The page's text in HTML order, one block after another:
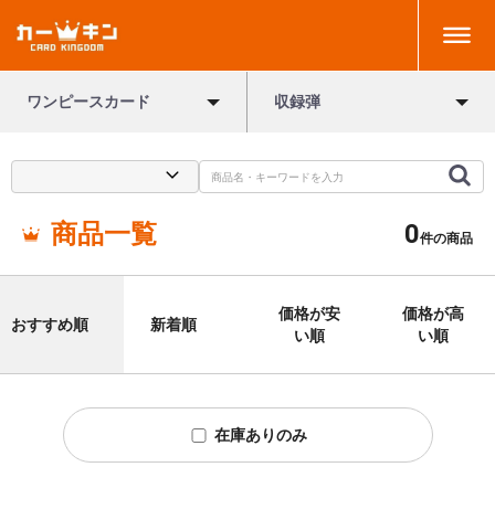
ワンピースカード 収録弾
商品一覧 0件の商品
おすすめ順 新着順
価格が安
い順
価格が高
い順
在庫ありのみ